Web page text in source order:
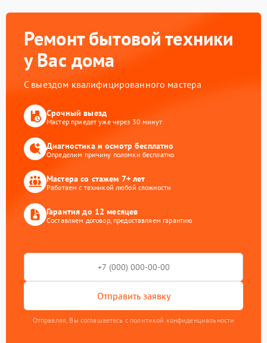
Ремонт бытовой техники
у Вас дома
С выездом квалифицированного мастера
Срочный выезд
Мастер приедет уже через 30 минут
Диагностика и осмотр бесплатно
Определим причину поломки бесплатно
Мастера со стажем 7+ лет
Работаем с техникой любой сложности
Гарантия до 12 месяцев
Составляем договор, предоставляем гарантию
Отправить заявку
Отправляя, Вы соглашаетесь с политикой конфиденциальности